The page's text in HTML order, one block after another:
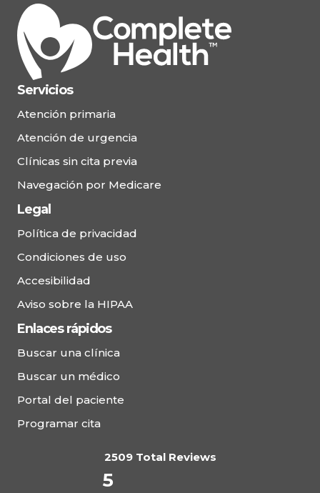
Servicios
Atención primaria
Atención de urgencia
Clínicas sin cita previa
Navegación por Medicare
Legal
Política de privacidad
Condiciones de uso
Accesibilidad
Aviso sobre la HIPAA
Enlaces rápidos
Buscar una clínica
Buscar un médico
Portal del paciente
Programar cita
2509 Total Reviews
5